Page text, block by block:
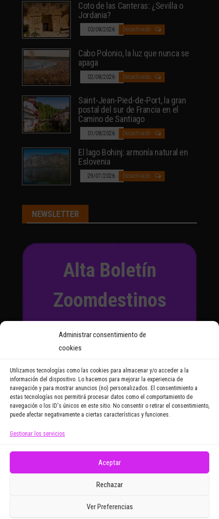
Administrar consentimiento de
cookies
Utilizamos tecnologías como las cookies para almacenar y/o acceder a la
información del dispositivo. Lo hacemos para mejorar la experiencia de
navegación y para mostrar anuncios (no) personalizados. El consentimiento a
estas tecnologías nos permitirá procesar datos como el comportamiento de
navegación o los ID's únicos en este sitio. No consentir o retirar el consentimiento,
puede afectar negativamente a ciertas características y funciones.
Gestionar los servicios
Aceptar
Rechazar
Ver Preferencias
Coto de las Canteras: ¿Sevilla o
Jordania?
03/08/2026 Desactivado
Cabo Polonio, la luz que nunca se
apaga
02/08/2026 Desactivado
Saint-Jean-Pied-de-Port, la gran
postal del sur de Francia en el
Camino de Santiago
01/08/2026 Desactivado
El lago Bohinj: armonía natural en
Eslovenia
29/07/2026 Desactivado
NEWSLETTER
Alta Boletín
Zoomdestinos
y recibirás regularmente las
noticias y reportajes que
Email Address
electrónicos promocionales de Zoomdestinos.es